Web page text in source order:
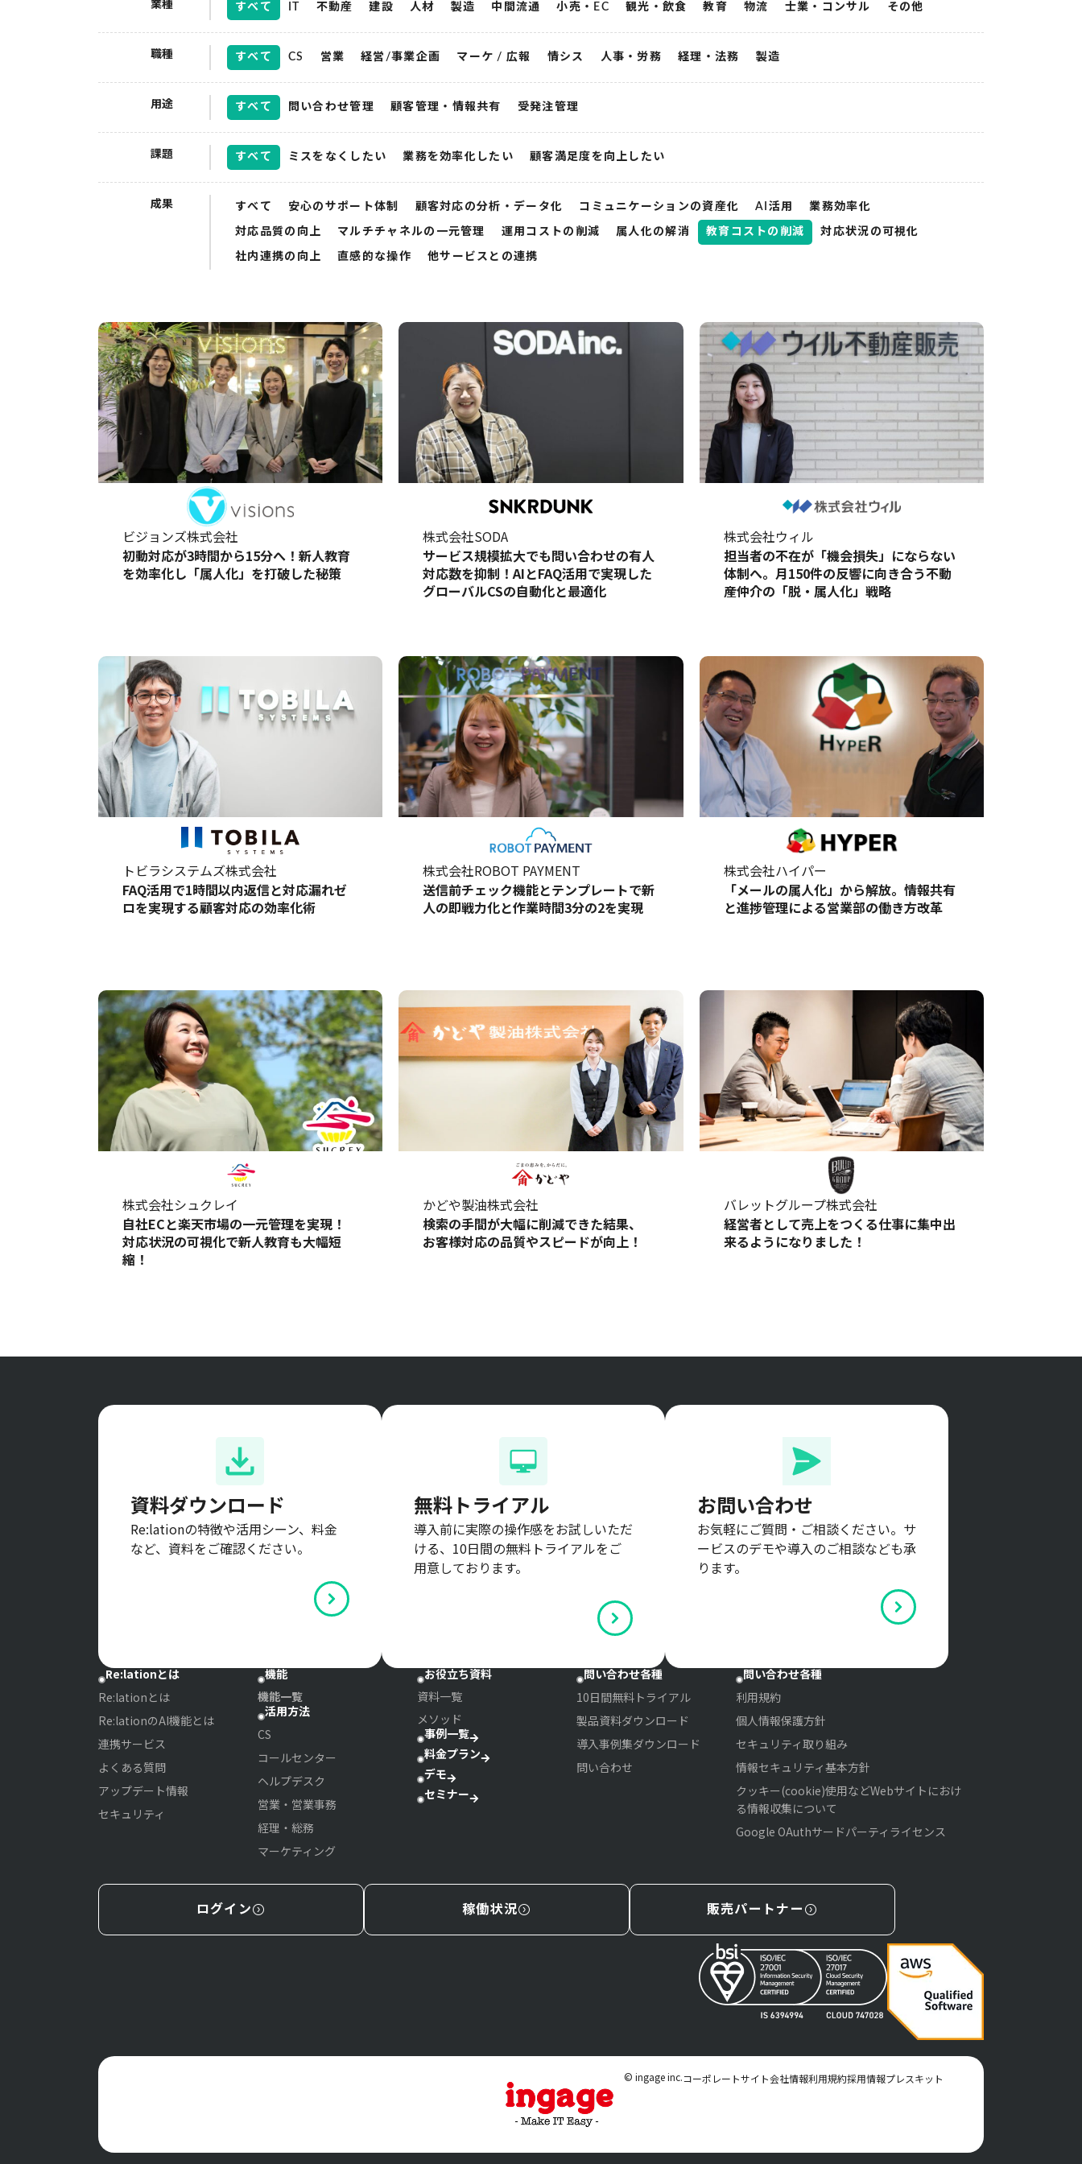
IT 不動産 建設 人材 製造 中間流通 小売・EC 観光・飲食 教育 物流 士業・コンサル その他
すべて
職種 CS 営業 経営/事業企画 マーケ / 広報 情シス 人事・労務 経理・法務 製造
すべて
用途 問い合わせ管理 顧客管理・情報共有 受発注管理
すべて
課題 ミスをなくしたい 業務を効率化したい 顧客満足度を向上したい
すべて
成果 安心のサポート体制 顧客対応の分析・データ化 コミュニケーションの資産化 AI活用 業務効率化
対応品質の向上 マルチチャネルの一元管理 運用コストの削減 属人化の解消 教育コストの削減 対応状況の可視化
社内連携の向上 直感的な操作 他サービスとの連携
すべて
ビジョンズ株式会社
初動対応が3時間から15分へ！新人教育
を効率化し「属人化」を打破した秘策
株式会社SODA
サービス規模拡大でも問い合わせの有人
対応数を抑制！AIとFAQ活用で実現した
グローバルCSの自動化と最適化
株式会社ウィル
担当者の不在が「機会損失」にならない
体制へ。月150件の反響に向き合う不動
産仲介の「脱・属人化」戦略
トビラシステムズ株式会社
FAQ活用で1時間以内返信と対応漏れゼ
ロを実現する顧客対応の効率化術
株式会社ROBOT PAYMENT
送信前チェック機能とテンプレートで新
人の即戦力化と作業時間3分の2を実現
株式会社ハイパー
「メールの属人化」から解放。情報共有
と進捗管理による営業部の働き方改革
株式会社シュクレイ
自社ECと楽天市場の一元管理を実現！
対応状況の可視化で新人教育も大幅短
縮！
かどや製油株式会社
検索の手間が大幅に削減できた結果、
お客様対応の品質やスピードが向上！
バレットグループ株式会社
経営者として売上をつくる仕事に集中出
来るようになりました！
資料ダウンロード
Re:lationの特徴や活用シーン、料金
など、資料をご確認ください。
無料トライアル
導入前に実際の操作感をお試しいただ
ける、10日間の無料トライアルをご
用意しております。
お問い合わせ
お気軽にご質問・ご相談ください。サ
ービスのデモや導入のご相談なども承
ります。
Re:lationとは
Re:lationとは
Re:lationのAI機能とは
連携サービス
よくある質問
アップデート情報
セキュリティ
機能
機能一覧
活用方法
CS
コールセンター
ヘルプデスク
営業・営業事務
経理・総務
マーケティング
お役立ち資料
資料一覧
メソッド
事例一覧
料金プラン
デモ
セミナー
問い合わせ各種
10日間無料トライアル
製品資料ダウンロード
導入事例集ダウンロード
問い合わせ
問い合わせ各種
利用規約
個人情報保護方針
セキュリティ取り組み
情報セキュリティ基本方針
クッキー(cookie)使用などWebサイトにおけ
る情報収集について
Google OAuthサードパーティライセンス
ログイン 稼働状況 販売パートナー
コーポレートサイト会社情報利用規約採用情報プレスキット
© ingage inc.